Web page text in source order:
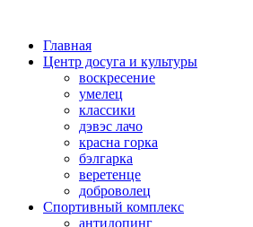
Главная
Центр досуга и культуры
воскресение
умелец
классики
дэвэс лачо
красна горка
бэлгарка
веретенце
доброволец
Спортивный комплекс
антидопинг